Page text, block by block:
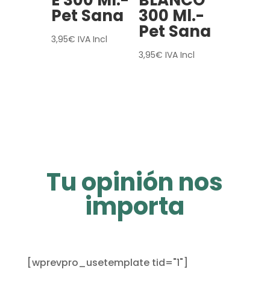
Pet Sana
3,95€ IVA Incl
300 Ml.-
Pet Sana
3,95€ IVA Incl
Tu opinión nos
importa
[wprevpro_usetemplate tid="1"]